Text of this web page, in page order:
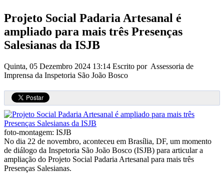
Projeto Social Padaria Artesanal é
ampliado para mais três Presenças
Salesianas da ISJB
Quinta, 05 Dezembro 2024 13:14 Escrito por Assessoria de
Imprensa da Inspetoria São João Bosco
foto-montagem: ISJB
No dia 22 de novembro, aconteceu em Brasília, DF, um momento
de diálogo da Inspetoria São João Bosco (ISJB) para articular a
ampliação do Projeto Social Padaria Artesanal para mais três
Presenças Salesianas.